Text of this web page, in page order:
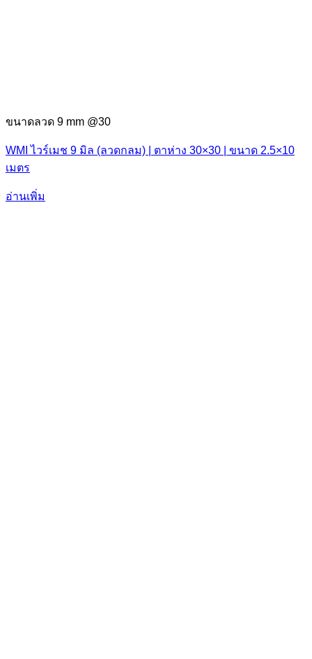
ขนาดลวด 9 mm @30
WMI ไวร์เมช 9 มิล (ลวดกลม) | ตาห่าง 30×30 | ขนาด 2.5×10
เมตร
อ่านเพิ่ม